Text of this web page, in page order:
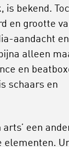
is bekend.
en grootte
aandacht en
alleen
en
schaars en
een
elementen.